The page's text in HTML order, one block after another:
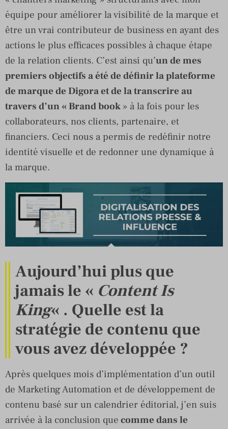
équipe pour améliorer la visibilité de la marque et
être un vrai contributeur de business en ayant des
actions le plus efficaces possibles à chaque étape
de la relation clients. C’est ainsi qu’un de mes
premiers objectifs a été de définir la plateforme
de marque de Digora et de la transcrire au
travers d’un « Brand book » à la fois pour les
collaborateurs, nos clients, partenaire, et
financiers. Ceci nous a permis de redéfinir notre
identité visuelle et de redonner une dynamique à
la marque.
Aujourd’hui plus que
jamais le « Content Is
King« . Quelle est la
stratégie de contenu que
vous avez développée ?
Après quelques mois d’implémentation d’un outil
de Marketing Automation et de développement de
contenu basé sur un calendrier éditorial, j’en suis
arrivée à la conclusion que comme dans le